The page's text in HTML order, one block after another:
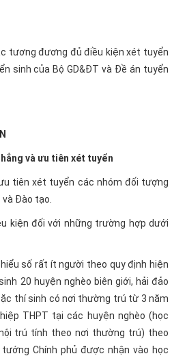
tương đương đủ điều kiện xét tuyển
sinh của Bộ GD&ĐT và Đề án tuyển
và ưu tiên xét tuyển
tiên xét tuyển các nhóm đối tượng
Đào tạo.
kiện đối với những trường hợp dưới
số rất ít người theo quy định hiện
20 huyện nghèo biên giới, hải đảo
thí sinh có nơi thường trú từ 3 năm
THPT tại các huyện nghèo (học
trú tính theo nơi thường trú) theo
Chính phủ được nhận vào học